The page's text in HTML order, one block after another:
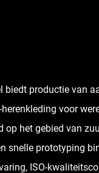
biedt productie van
voor
op het gebied van
snelle prototyping
ISO-